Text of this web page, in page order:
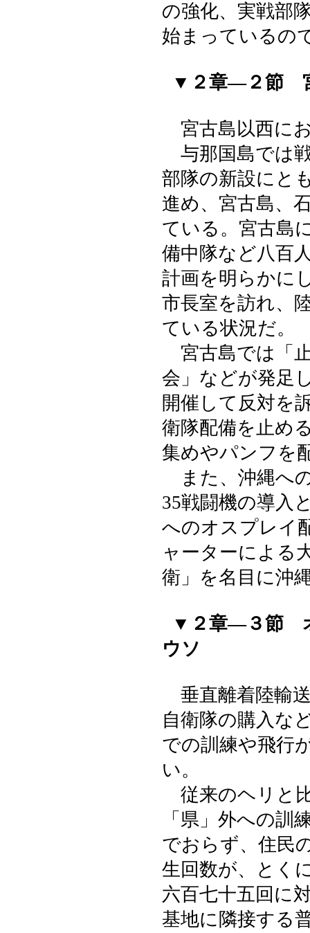
の強化、実戦部
始まっているの
▼２章―２節 宮
宮古島以西に
与那国島では
部隊の新設にと
進め、宮古島、
ている。宮古島
備中隊など八百
計画を明らかに
市長室を訪れ、
ている状況だ。
宮古島では「
会」などが発足
開催して反対を
衛隊配備を止め
集めやパンフを
また、沖縄へ
35戦闘機の導入
へのオスプレイ
ャーターによる
衛」を名目に沖
▼２章―３節
ウソ
垂直離着陸輸
自衛隊の購入な
での訓練や飛行
い。
従来のヘリと
「県」外への訓
でおらず、住民
生回数が、とく
六百七十五回に
基地に隣接する